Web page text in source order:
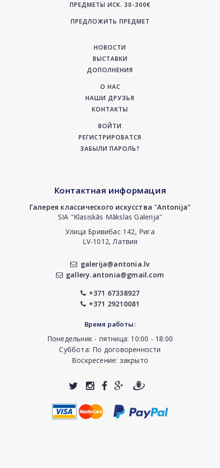
ПРЕДМЕТЫ ИСК. 30-300€
ПРЕДЛОЖИТЬ ПРЕДМЕТ
НОВОСТИ
ВЫСТАВКИ
ДОПОЛНЕНИЯ
О НАС
НАШИ ДРУЗЬЯ
КОНТАКТЫ
ВОЙТИ
РЕГИСТРИРОВАТСЯ
ЗАБЫЛИ ПАРОЛЬ?
Контактная информация
Галерея классического искусства "Antonija"
SIA "Klasiskās Mākslas Galerija"
Улица Бривибас 142, Рига
LV-1012, Латвия
galerija@antonia.lv
gallery.antonia@gmail.com
+371 67338927
+371 29210081
Время работы:
Понедельник - пятница: 10:00 - 18:00
Суббота: По договоренности
Воскресение: закрыто